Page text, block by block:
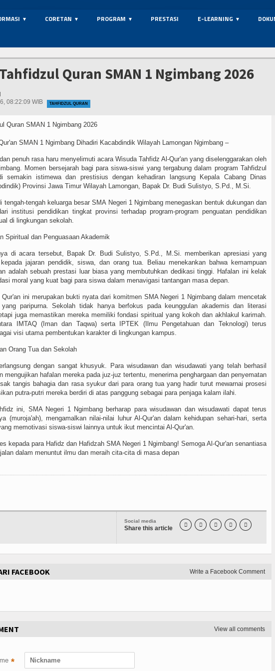
CORETAN PROGRAM PRESTASI E-LEARNING
Quran SMAN 1 Ngimbang 2026
08:22:09 WIB
TAHFIDZUL QURAN
SMAN 1 Ngimbang Dihadiri Kacabdindik Wilayah Lamongan Ngimbang –
penuh rasa haru menyelimuti acara Wisuda Tahfidz Al-Qur'an yang diselenggarakan oleh
Momen bersejarah bagi para siswa-siswi yang tergabung dalam program Tahfidzul
semakin istimewa dan prestisius dengan kehadiran langsung Kepala Cabang Dinas
Provinsi Jawa Timur Wilayah Lamongan, Bapak Dr. Budi Sulistyo, S.Pd., M.Si.
tengah-tengah keluarga besar SMA Negeri 1 Ngimbang menegaskan bentuk dukungan dan
institusi pendidikan tingkat provinsi terhadap program-program penguatan pendidikan
di lingkungan sekolah.
Spiritual dan Penguasaan Akademik
di acara tersebut, Bapak Dr. Budi Sulistyo, S.Pd., M.Si. memberikan apresiasi yang
jajaran pendidik, siswa, dan orang tua. Beliau menekankan bahwa kemampuan
adalah sebuah prestasi luar biasa yang membutuhkan dedikasi tinggi. Hafalan ini kelak
moral yang kuat bagi para siswa dalam menavigasi tantangan masa depan.
Qur'an ini merupakan bukti nyata dari komitmen SMA Negeri 1 Ngimbang dalam mencetak
yang paripurna. Sekolah tidak hanya berfokus pada keunggulan akademis dan literasi
juga memastikan mereka memiliki fondasi spiritual yang kokoh dan akhlakul karimah.
IMTAQ (Iman dan Taqwa) serta IPTEK (Ilmu Pengetahuan dan Teknologi) terus
visi utama pembentukan karakter di lingkungan kampus.
Orang Tua dan Sekolah
dengan sangat khusyuk. Para wisudawan dan wisudawati yang telah berhasil
mengujikan hafalan mereka pada juz-juz tertentu, menerima penghargaan dan penyematan
tangis bahagia dan rasa syukur dari para orang tua yang hadir turut mewarnai prosesi
putra-putri mereka berdiri di atas panggung sebagai para penjaga kalam ilahi.
ini, SMA Negeri 1 Ngimbang berharap para wisudawan dan wisudawati dapat terus
(muroja'ah), mengamalkan nilai-nilai luhur Al-Qur'an dalam kehidupan sehari-hari, serta
memotivasi siswa-siswi lainnya untuk ikut mencintai Al-Qur'an.
kepada para Hafidz dan Hafidzah SMA Negeri 1 Ngimbang! Semoga Al-Qur'an senantiasa
dalam menuntut ilmu dan meraih cita-cita di masa depan
Social media
Share this article     
Write a Facebook Comment
FACEBOOK
View all comments
*